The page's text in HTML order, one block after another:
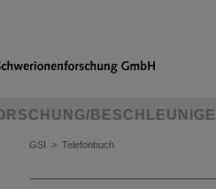
GSI > Telefonbuch